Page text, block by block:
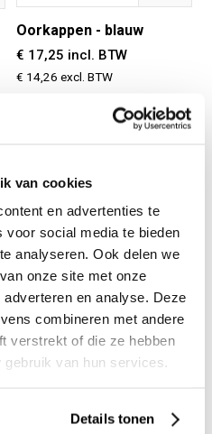
van cookies
en advertenties te
voor social media te bieden
analyseren. Ook delen we
onze site met onze
en analyse. Deze
combineren met andere
verstrekt of die ze hebben
van hun services.
Details tonen
Oorkappen - blauw
€ 17,25 incl. BTW
€ 14,26 excl. BTW